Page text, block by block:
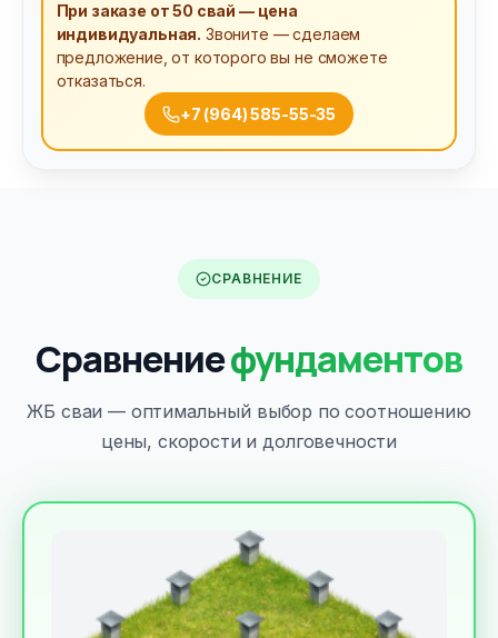
При заказе от 50 свай — цена
индивидуальная. Звоните — сделаем
предложение, от которого вы не сможете
отказаться.
+7 (964) 585-55-35
СРАВНЕНИЕ
Сравнениефундаментов
ЖБ сваи — оптимальный выбор по соотношению
цены, скорости и долговечности